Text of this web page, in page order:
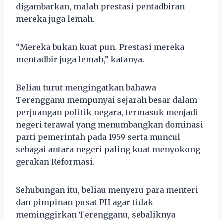
digambarkan, malah prestasi pentadbiran
mereka juga lemah.
“Mereka bukan kuat pun. Prestasi mereka
mentadbir juga lemah,” katanya.
Beliau turut mengingatkan bahawa
Terengganu mempunyai sejarah besar dalam
perjuangan politik negara, termasuk menjadi
negeri terawal yang menumbangkan dominasi
parti pemerintah pada 1959 serta muncul
sebagai antara negeri paling kuat menyokong
gerakan Reformasi.
Sehubungan itu, beliau menyeru para menteri
dan pimpinan pusat PH agar tidak
meminggirkan Terengganu, sebaliknya